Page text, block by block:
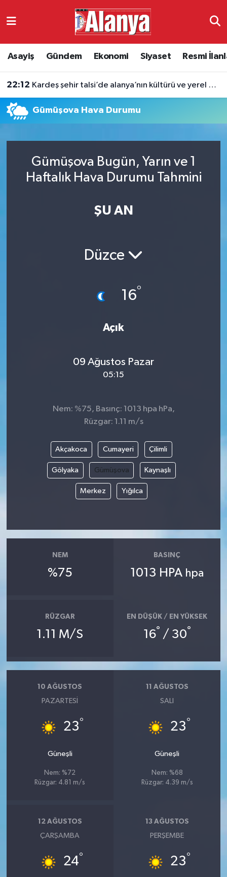
Asayiş Gündem Ekonomi Siyaset Resmi
22:12 Kardeş şehir talsi’de alanya’nın kültürü ve yerel değerleri tanıtıldı
Gümüşova Hava Durumu
Gümüşova Bugün, Yarın ve 1
Haftalık Hava Durumu Tahmini
ŞU AN
Düzce
16°
Açık
09 Ağustos Pazar
05:15
Nem: %75, Basınç: 1013 hpa hPa,
Rüzgar: 1.11 m/s
Akçakoca Cumayeri Çilimli
Gölyaka Gümüşova Kaynaşlı
Merkez Yığılca
NEM
%75
BASINÇ
1013 HPA hpa
RÜZGAR
1.11 M/S
EN DÜŞÜK / EN YÜKSEK
16° / 30°
10 AĞUSTOS
PAZARTESI
23°
Güneşli
Nem: %72
Rüzgar: 4.81 m/s
11 AĞUSTOS
SALI
23°
Güneşli
Nem: %68
Rüzgar: 4.39 m/s
12 AĞUSTOS
ÇARŞAMBA
24°
13 AĞUSTOS
PERŞEMBE
23°
Ekonomi
Siyaset
Resmi İlanlar
Alanyaspor
Antalya Namaz Vakitleri
Antalya Trafik Yoğunluk Haritası
Süper Lig Puan Durumu ve Fikstür
Tüm Manşetler